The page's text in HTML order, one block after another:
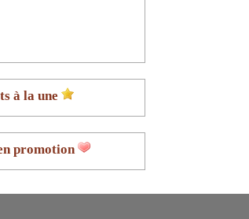
à la une
promotion